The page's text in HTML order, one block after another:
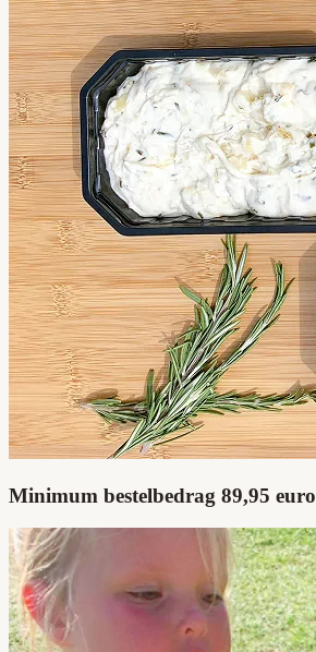
Minimum bestelbedrag 89,95 euro